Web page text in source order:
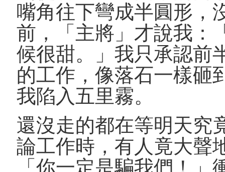
嘴角往下彎成半圓形，
前，「主將」才說我：
候很甜。」我只承認前
的工作，像落石一樣砸
我陷入五里霧。
還沒走的都在等明天究
論工作時，有人竟大聲
「你一定是騙我們！